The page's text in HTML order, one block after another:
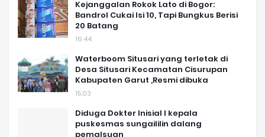
Kejanggalan Rokok Lato di Bogor:
Bandrol Cukai Isi 10, Tapi Bungkus Berisi
20 Batang
16.44
Waterboom Situsari yang terletak di
Desa Situsari Kecamatan Cisurupan
Kabupaten Garut ,Resmi dibuka
15.03
Diduga Dokter Inisial I kepala
puskesmas sungaililin dalang
pemalsuan